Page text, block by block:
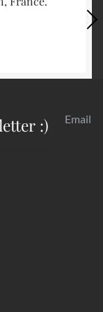
:) Email